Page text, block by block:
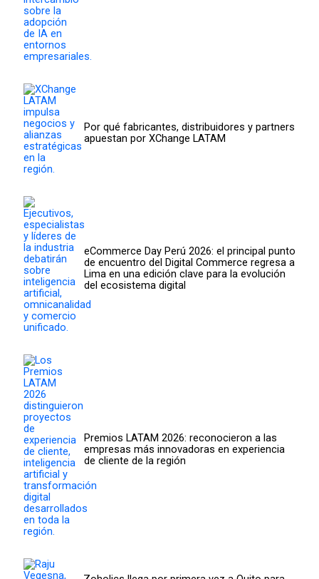
Por qué fabricantes, distribuidores y partners
apuestan por XChange LATAM
eCommerce Day Perú 2026: el principal punto
de encuentro del Digital Commerce regresa a
Lima en una edición clave para la evolución
del ecosistema digital
Premios LATAM 2026: reconocieron a las
empresas más innovadoras en experiencia
de cliente de la región